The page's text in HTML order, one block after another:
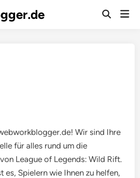
Open
Wir sind Ihre
für alles rund um die
League of Legends: Wild Rift.
es, Spielern wie Ihnen zu helfen,